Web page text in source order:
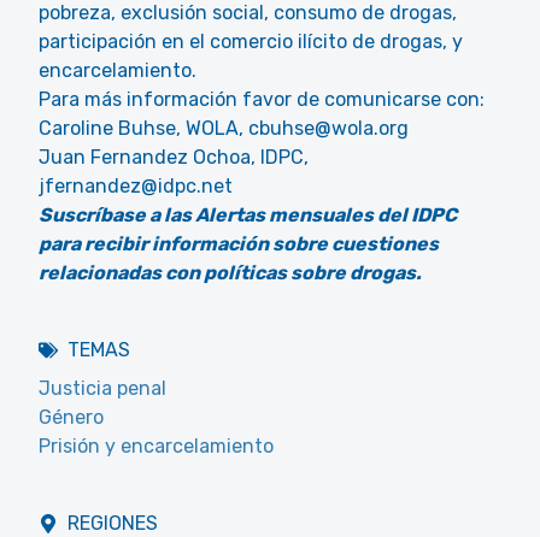
pobreza, exclusión social, consumo de drogas,
participación en el comercio ilícito de drogas, y
encarcelamiento.
Para más información favor de comunicarse con:
Caroline Buhse, WOLA, cbuhse@wola.org
Juan Fernandez Ochoa, IDPC,
jfernandez@idpc.net
Suscríbase a las Alertas mensuales del IDPC
para recibir información sobre cuestiones
relacionadas con políticas sobre drogas.
TEMAS
Justicia penal
Género
Prisión y encarcelamiento
REGIONES